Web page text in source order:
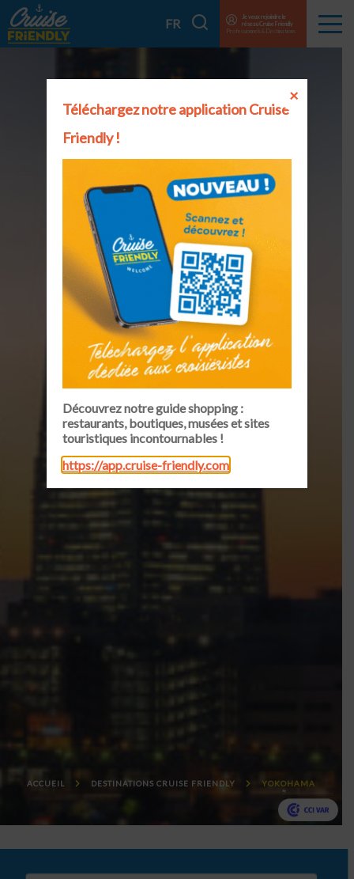
Cruise
Friendly
FR
EN
Je veux rejoindre le
réseau Cruise Friendly
Professionnels & Destinations
Menu
Yokohama
ACCUEIL DESTINATIONS CRUISE FRIENDLY YOKOHAMA
Téléchargez notre application Cruise
Friendly !
Découvrez notre guide shopping :
restaurants, boutiques, musées et sites
touristiques incontournables !
https://app.cruise-friendly.com
×